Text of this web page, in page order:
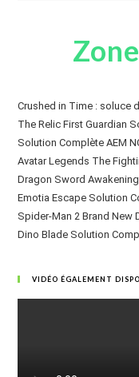
Crushed in Time : soluce
The Relic First Guardian
Solution Complète AEM
Avatar Legends The
Dragon Sword
Emotia Escape Solution
Spider-Man 2 Brand New
Dino Blade Solution
VIDÉO ÉGALEMENT